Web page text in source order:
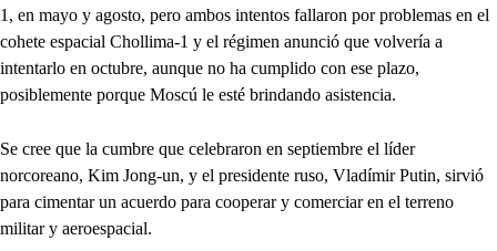
1, en mayo y agosto, pero ambos intentos fallaron por problemas en el
cohete espacial Chollima-1 y el régimen anunció que volvería a
intentarlo en octubre, aunque no ha cumplido con ese plazo,
posiblemente porque Moscú le esté brindando asistencia.
Se cree que la cumbre que celebraron en septiembre el líder
norcoreano, Kim Jong-un, y el presidente ruso, Vladímir Putin, sirvió
para cimentar un acuerdo para cooperar y comerciar en el terreno
militar y aeroespacial.